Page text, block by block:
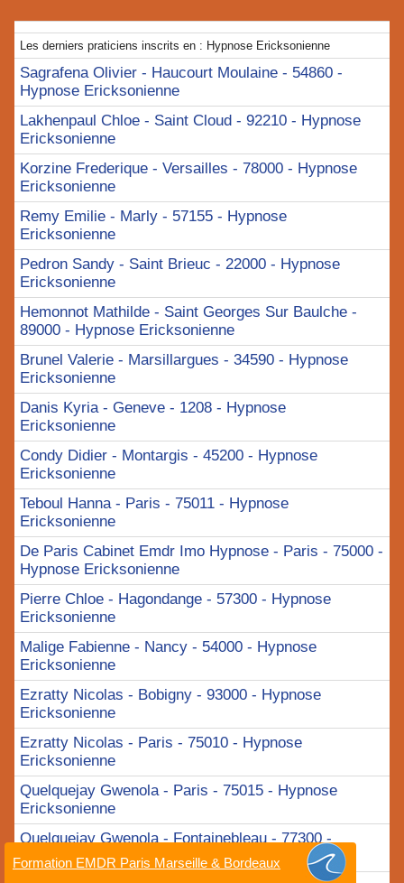
Les derniers praticiens inscrits en : Hypnose Ericksonienne
Sagrafena Olivier - Haucourt Moulaine - 54860 -
Hypnose Ericksonienne
Lakhenpaul Chloe - Saint Cloud - 92210 - Hypnose
Ericksonienne
Korzine Frederique - Versailles - 78000 - Hypnose
Ericksonienne
Remy Emilie - Marly - 57155 - Hypnose
Ericksonienne
Pedron Sandy - Saint Brieuc - 22000 - Hypnose
Ericksonienne
Hemonnot Mathilde - Saint Georges Sur Baulche -
89000 - Hypnose Ericksonienne
Brunel Valerie - Marsillargues - 34590 - Hypnose
Ericksonienne
Danis Kyria - Geneve - 1208 - Hypnose
Ericksonienne
Condy Didier - Montargis - 45200 - Hypnose
Ericksonienne
Teboul Hanna - Paris - 75011 - Hypnose
Ericksonienne
De Paris Cabinet Emdr Imo Hypnose - Paris - 75000 -
Hypnose Ericksonienne
Pierre Chloe - Hagondange - 57300 - Hypnose
Ericksonienne
Malige Fabienne - Nancy - 54000 - Hypnose
Ericksonienne
Ezratty Nicolas - Bobigny - 93000 - Hypnose
Ericksonienne
Ezratty Nicolas - Paris - 75010 - Hypnose
Ericksonienne
Quelquejay Gwenola - Paris - 75015 - Hypnose
Ericksonienne
Quelquejay Gwenola - Fontainebleau - 77300 -
Hypnose Ericksonienne
Formation EMDR Paris Marseille & Bordeaux